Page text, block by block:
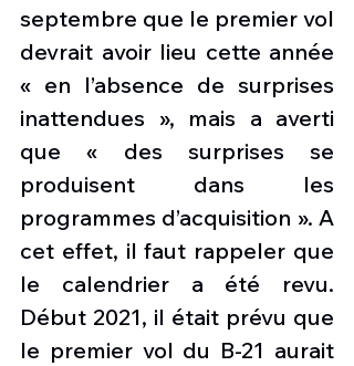
septembre que le premier vol
devrait avoir lieu cette année
« en l’absence de surprises
inattendues », mais a averti
que « des surprises se
produisent dans les
programmes d’acquisition ». A
cet effet, il faut rappeler que
le calendrier a été revu.
Début 2021, il était prévu que
le premier vol du B-21 aurait